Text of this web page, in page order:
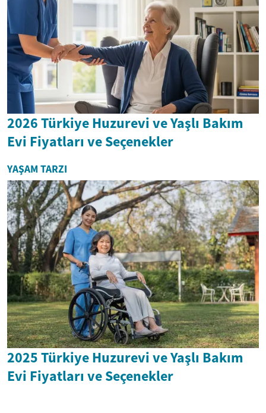
2026 Türkiye Huzurevi ve Yaşlı Bakım
Evi Fiyatları ve Seçenekler
YAŞAM TARZI
2025 Türkiye Huzurevi ve Yaşlı Bakım
Evi Fiyatları ve Seçenekler